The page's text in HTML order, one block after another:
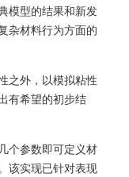
模型的结果和新发
杂材料行为方面的
之外，以模拟粘性
有希望的初步结
个参数即可定义材
该实现已针对表现